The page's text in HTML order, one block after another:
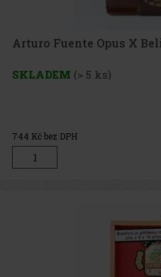
Arturo Fuente Opus X
SKLADEM (> 5 ks)
744 Kč bez DPH